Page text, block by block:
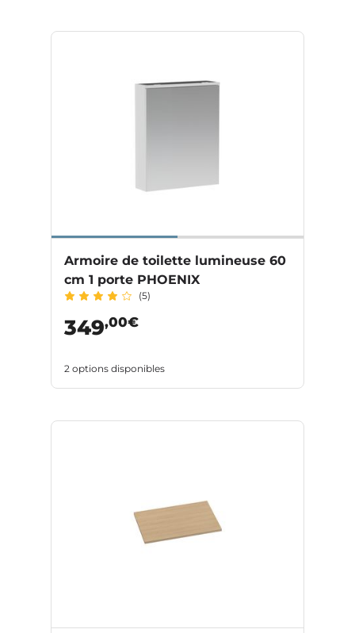
Armoire de toilette lumineuse 60
cm 1 porte PHOENIX
(5)
349,00€
2 options disponibles